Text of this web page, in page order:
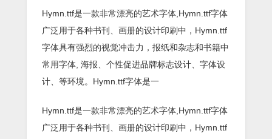
Hymn.ttf是一款非常漂亮的艺术字体,Hymn.ttf字体
广泛用于各种书刊、画册的设计印刷中，Hymn.ttf
字体具有强烈的视觉冲击力，报纸和杂志和书籍中
常用字体, 海报、个性促进品牌标志设计、字体设
计、等环境。Hymn.ttf字体是一
Hymn.ttf是一款非常漂亮的艺术字体,Hymn.ttf字体
广泛用于各种书刊、画册的设计印刷中，Hymn.ttf